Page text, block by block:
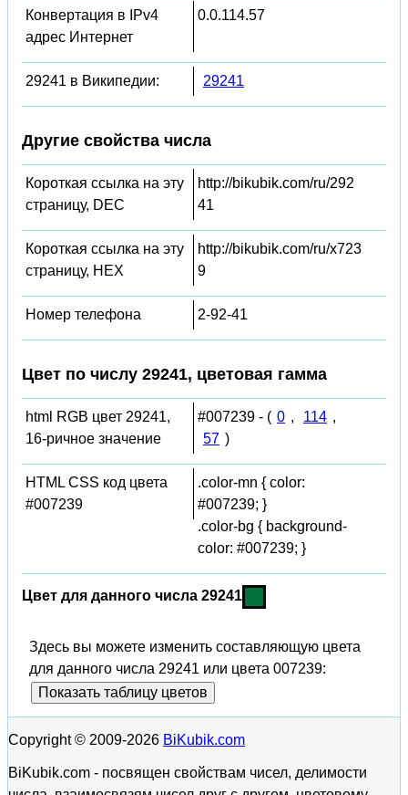
Конвертация в IPv4
адрес Интернет
0.0.114.57
29241 в Википедии: 29241
Другие свойства числа
Короткая ссылка на эту
страницу, DEC
http://bikubik.com/ru/292
41
Короткая ссылка на эту
страницу, HEX
http://bikubik.com/ru/x723
9
Номер телефона 2-92-41
Цвет по числу 29241, цветовая гамма
html RGB цвет 29241,
16-ричное значение
#007239 - ( 0 , 114 ,
57 )
HTML CSS код цвета
#007239
.color-mn { color:
#007239; }
.color-bg { background-
color: #007239; }
Цвет для данного числа 29241
Здесь вы можете изменить составляющую цвета
для данного числа 29241 или цвета 007239:
Показать таблицу цветов
Copyright © 2009-2026 BiKubik.com
BiKubik.com - посвящен свойствам чисел, делимости